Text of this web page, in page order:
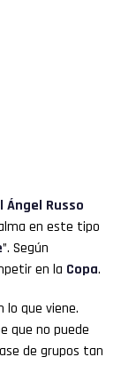
Ángel Russo
en este tipo
”. Según
en la Copa.
lo que viene.
que no puede
de grupos tan